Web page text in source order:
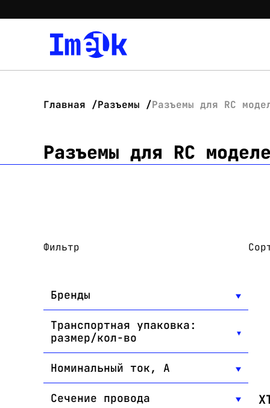
Главная Разъемы Разъемы для RC
Разъемы для RC
Фильтр
Бренды
Транспортная упаковка:
размер/кол-во
Номинальный ток, А
Сечение провода